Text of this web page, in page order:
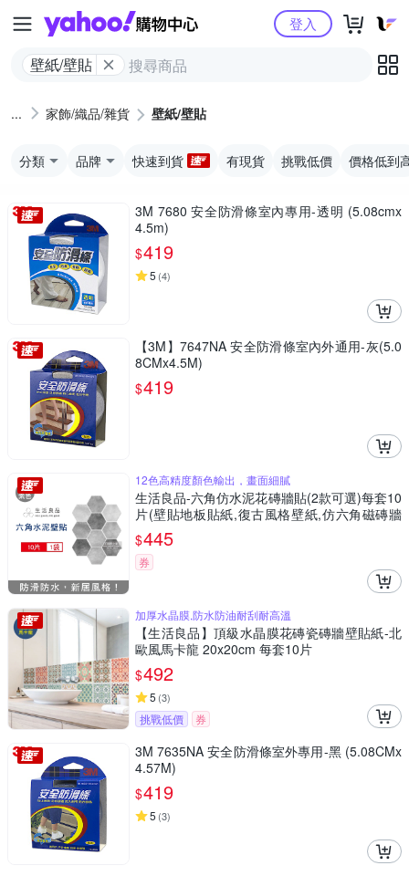
Yahoo購物中心
壁紙/壁貼
登入
家飾/織品/雜貨 壁紙/壁貼
分類 品牌 快速到貨 有現貨 挑戰低價 價格低到
3M 7680 安全防滑條室內專用-透明 (5.08cmx
4.5m)
$419
5 (4)
【3M】7647NA 安全防滑條室內外通用-灰(5.0
8CMx4.5M)
$419
12色高精度顏色輸出，畫面細膩
生活良品-六角仿水泥花磚牆貼(2款可選)每套10
片(壁貼地板貼紙,復古風格壁紙,仿六角磁磚牆
貼,DIY防水即撕即貼裝飾材料貼片,模擬磁磚牆
面家飾貼紙)
$445
券
加厚水晶膜,防水防油耐刮耐高溫
【生活良品】頂級水晶膜花磚瓷磚牆壁貼紙-北
歐風馬卡龍 20x20cm 每套10片
$492
5 (3)
挑戰低價 券
3M 7635NA 安全防滑條室外專用-黑 (5.08CMx
4.57M)
$419
5 (3)